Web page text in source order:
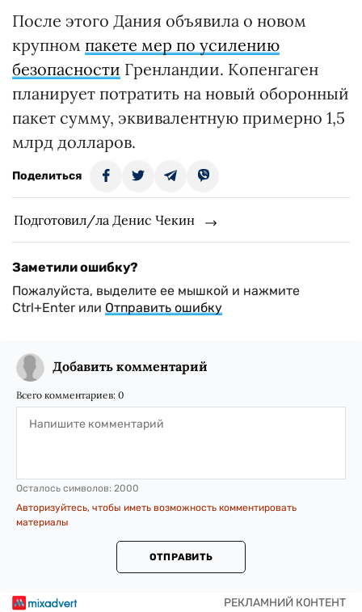
После этого Дания объявила о новом
крупном пакете мер по усилению
безопасности Гренландии. Копенгаген
планирует потратить на новый оборонный
пакет сумму, эквивалентную примерно 1,5
млрд долларов.
Поделиться
Подготовил/ла Денис Чекин
Заметили ошибку?
Пожалуйста, выделите ее мышкой и нажмите
Ctrl+Enter или Отправить ошибку
Добавить комментарий
Всего комментариев: 0
Осталось символов: 2000
Авторизуйтесь, чтобы иметь возможность комментировать
материалы
ОТПРАВИТЬ